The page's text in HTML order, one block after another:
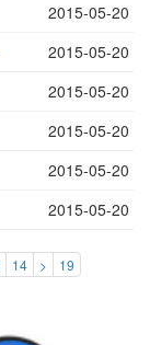
2015-05-20
2015-05-20
2015-05-20
2015-05-20
2015-05-20
2015-05-20
14 > 19